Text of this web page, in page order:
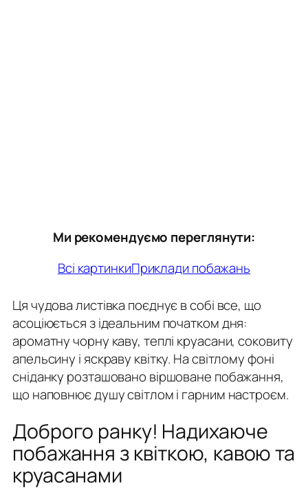
Ми рекомендуємо переглянути:
Всі картинкиПриклади побажань
Ця чудова листівка поєднує в собі все, що
асоціюється з ідеальним початком дня:
ароматну чорну каву, теплі круасани, соковиту
апельсину і яскраву квітку. На світлому фоні
сніданку розташовано віршоване побажання,
що наповнює душу світлом і гарним настроєм.
Доброго ранку! Надихаюче
побажання з квіткою, кавою та
круасанами